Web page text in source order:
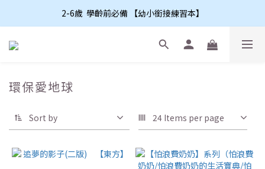
2-6歲  學齡前必備 【幼小銜接練習本】
環保愛地球
Sort by 24 Items per page